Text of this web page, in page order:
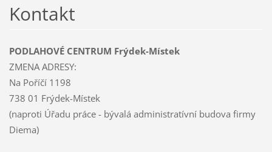
Kontakt
PODLAHOVÉ CENTRUM Frýdek-Místek
ZMENA ADRESY:
Na Poříčí 1198
738 01 Frýdek-Místek
(naproti Úřadu práce - bývalá administratívní budova firmy
Diema)